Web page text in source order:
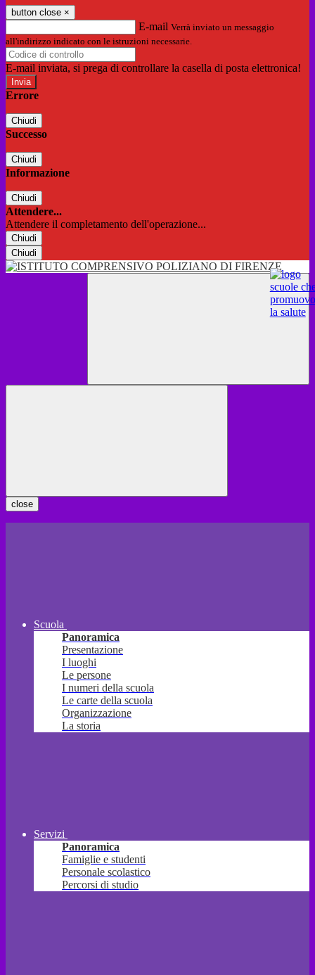
button close ×
E-mail Verrà inviato un messaggio
all'indirizzo indicato con le istruzioni necessarie.
E-mail inviata, si prega di controllare la casella di posta elettronica!
Errore
Chiudi
Successo
Chiudi
Informazione
Chiudi
Attendere...
Attendere il completamento dell'operazione...
Chiudi
Chiudi
close
Scuola
Panoramica
Presentazione
I luoghi
Le persone
I numeri della scuola
Le carte della scuola
Organizzazione
La storia
Servizi
Panoramica
Famiglie e studenti
Personale scolastico
Percorsi di studio